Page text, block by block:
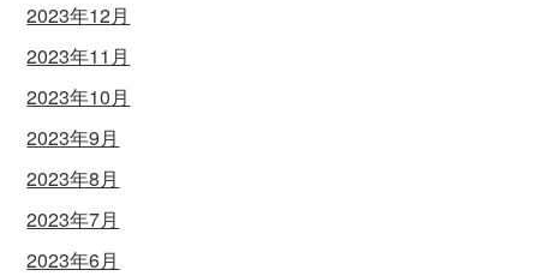
2023年12月
2023年11月
2023年10月
2023年9月
2023年8月
2023年7月
2023年6月